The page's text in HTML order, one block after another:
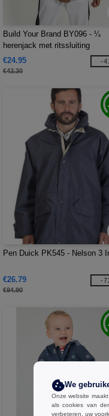
Build Your Brand BY096 - ¼
herenjack met ritssluiting
€24.95
€42.30
-
Pen Duick PK545 - Nelson 3
€26.79
€94.90
-
We
Onze website
als cookies van
verbeteren, uw